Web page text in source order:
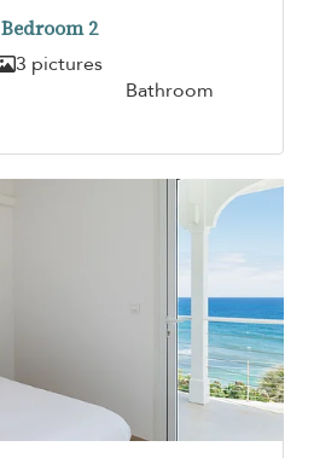
Bedroom 2
3 pictures
Bathroom